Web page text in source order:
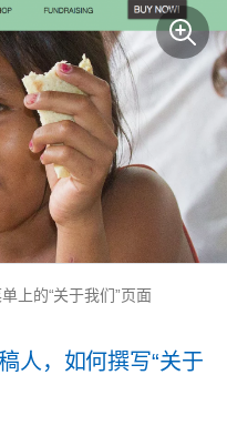
上的“关于我们”页面
人，如何撰写“关于